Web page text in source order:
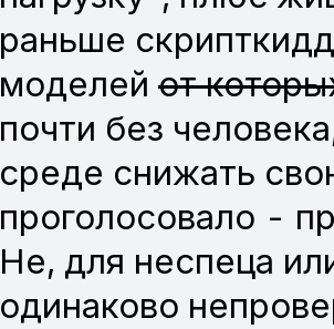
раньше
моделей от
почти без
среде снижать
проголосовало -
Не, для неспеца
одинаково